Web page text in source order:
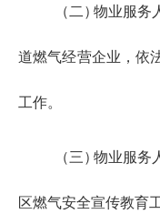
（二 ） 物业服务
道燃气经营企业，依
工作。
（三） 物业服务
区燃气安全宣传教育